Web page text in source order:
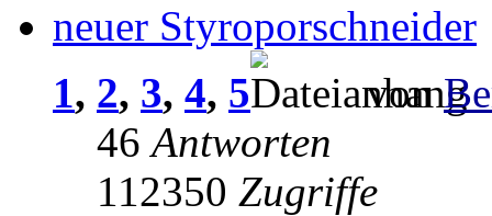
neuer Styroporschneider
1, 2, 3, 4, 5 von
46Antworten
112350 Zugriffe